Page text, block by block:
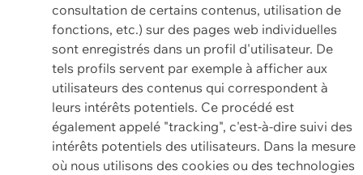
consultation de certains contenus, utilisation de
fonctions, etc.) sur des pages web individuelles
sont enregistrés dans un profil d'utilisateur. De
tels profils servent par exemple à afficher aux
utilisateurs des contenus qui correspondent à
leurs intérêts potentiels. Ce procédé est
également appelé "tracking", c'est-à-dire suivi des
intérêts potentiels des utilisateurs. Dans la mesure
où nous utilisons des cookies ou des technologies